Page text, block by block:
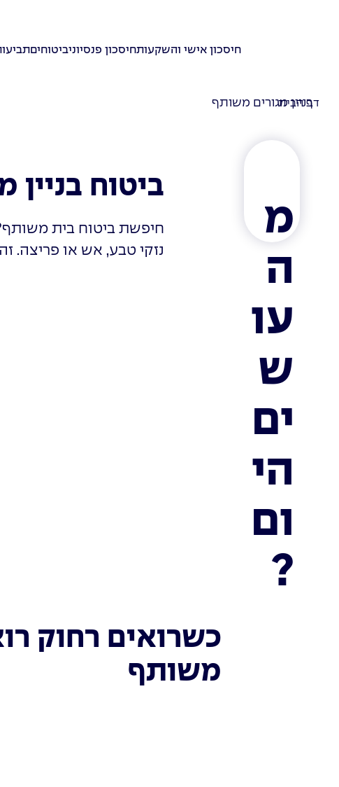
חיסכון אישי והשקעותחיסכון פנסיוניביטוחים
דף הבית
בניין מגורים משותף
ביטוח
חיפשת ביטוח בית
נזקי טבע, אש או פריצה.
כשרואים רחוק
משותף
מ
ה
עו
ש
ים
הי
ום
?